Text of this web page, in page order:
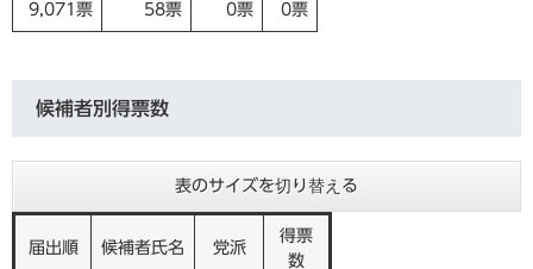
9,071票 58票 0票 0票
候補者別得票数
表のサイズを切り替える
届出順 候補者氏名 党派
得票
数